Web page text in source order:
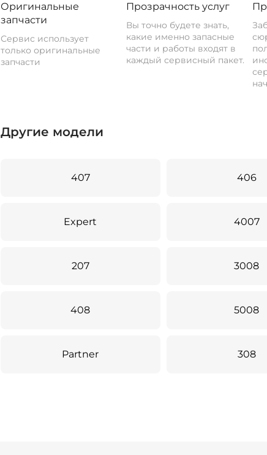
Оригинальные
запчасти
Сервис использует
только оригинальные
запчасти
Прозрачность услуг
Вы точно будете знать,
какие именно запасные
части и работы входят в
каждый сервисный пакет.
Другие модели
407 406
Expert 4007
207 3008
408 5008
Partner 308